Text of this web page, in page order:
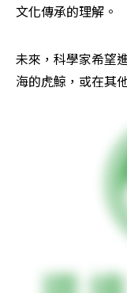
文化傳承的理解。
未來，科學家希望
海的虎鯨，或在其